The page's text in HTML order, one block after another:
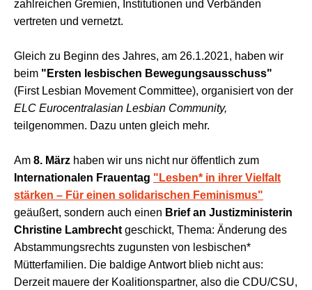
zahlreichen Gremien, Institutionen und Verbänden
vertreten und vernetzt.
Gleich zu Beginn des Jahres, am 26.1.2021, haben wir
beim "Ersten lesbischen Bewegungsausschuss"
(First Lesbian Movement Committee), organisiert von der
ELC Eurocentralasian Lesbian Community,
teilgenommen. Dazu unten gleich mehr.
Am 8. März haben wir uns nicht nur öffentlich zum
Internationalen Frauentag "Lesben* in ihrer Vielfalt
stärken – Für einen solidarischen Feminismus"
geäußert, sondern auch einen Brief an Justizministerin
Christine Lambrecht geschickt, Thema: Änderung des
Abstammungsrechts zugunsten von lesbischen*
Mütterfamilien. Die baldige Antwort blieb nicht aus:
Derzeit mauere der Koalitionspartner, also die CDU/CSU,